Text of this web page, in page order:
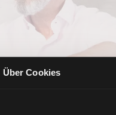
Über Cookies